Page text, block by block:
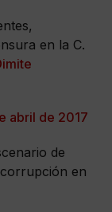
en la C.
abril de 2017
de
en